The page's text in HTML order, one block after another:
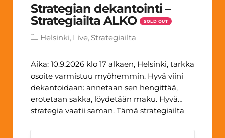
Strategian dekantointi –
Strategiailta ALKO
SOLD OUT
Helsinki Live Strategiailta
Aika: 10.9.2026 klo 17 alkaen, Helsinki, tarkka
osoite varmistuu myöhemmin. Hyvä viini
dekantoidaan: annetaan sen hengittää,
erotetaan sakka, löydetään maku. Hyvä
strategia vaatii saman. Tämä strategiailta